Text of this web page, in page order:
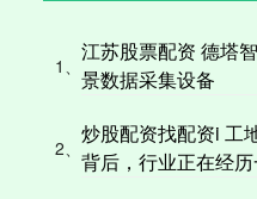
1、
江苏股票配资 德塔
景数据采集设备
2、
炒股配资找配资i 工
背后，行业正在经历